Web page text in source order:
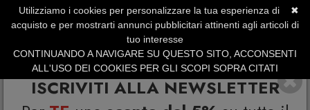
ISCRIVITI ALLA NEWSLETTER
SERVIZIO CLIENTI +39.0773.470.562
SUMMER SALES | Fino al 40% di Sconto
✖
Utilizziamo i cookies per personalizzare la tua esperienza di
acquisto e per mostrarti annunci pubblicitari attinenti agli articoli di
tuo interesse
CONTINUANDO A NAVIGARE SU QUESTO SITO, ACCONSENTI
ALL'USO DEI COOKIES PER GLI SCOPI SOPRA CITATI